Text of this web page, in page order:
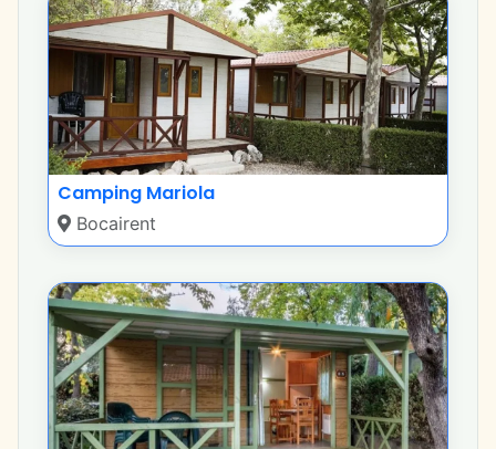
Camping Mariola
Bocairent